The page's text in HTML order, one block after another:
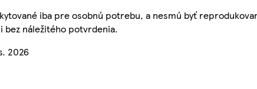
iba pre osobnú potrebu, a nesmú byť
bez náležitého potvrdenia.
2026